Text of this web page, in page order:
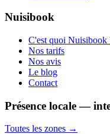
Nuisibook
C'est quoi Nuisibook
Nos tarifs
Nos avis
Le blog
Contact
Présence locale —
Toutes les zones →